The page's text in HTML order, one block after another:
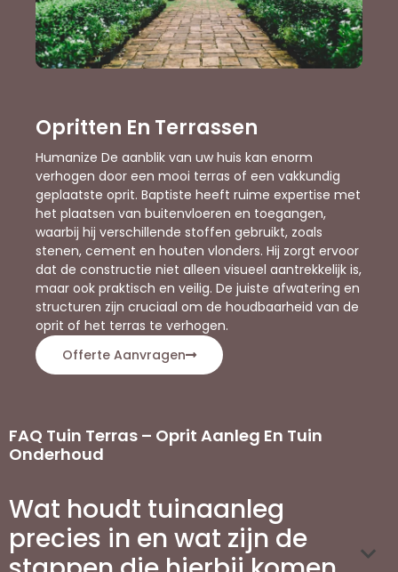
Opritten En Terrassen
Humanize De aanblik van uw huis kan enorm
verhogen door een mooi terras of een vakkundig
geplaatste oprit. Baptiste heeft ruime expertise met
het plaatsen van buitenvloeren en toegangen,
waarbij hij verschillende stoffen gebruikt, zoals
stenen, cement en houten vlonders. Hij zorgt ervoor
dat de constructie niet alleen visueel aantrekkelijk is,
maar ook praktisch en veilig. De juiste afwatering en
structuren zijn cruciaal om de houdbaarheid van de
oprit of het terras te verhogen.
Offerte Aanvragen
FAQ Tuin Terras – Oprit Aanleg En Tuin
Onderhoud
Wat houdt tuinaanleg
precies in en wat zijn de